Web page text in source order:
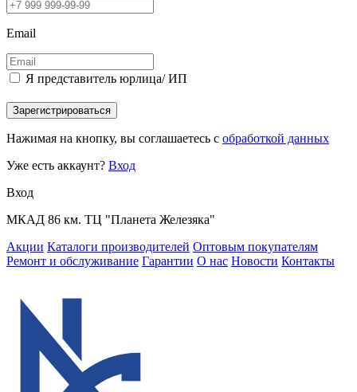
Email
Я представитель юрлица/ ИП
Зарегистрироваться
Нажимая на кнопку, вы соглашаетесь с обработкой данных
Уже есть аккаунт? Вход
Вход
МКАД 86 км. ТЦ "Планета Железяка"
Акции Каталоги производителей Оптовым покупателям
Ремонт и обслуживание Гарантии О нас Новости Контакты